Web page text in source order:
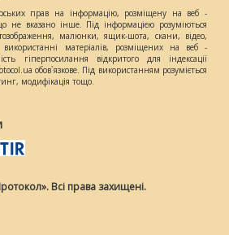
прав на інформацію, розміщену на веб -
не вказано інше. Під інформацією розуміються
малюнки, ящик-шота, скани, відео,
матеріалів, розміщених на веб -
гіперпосилання відкритого для індексації
обов`язкове. Під використанням розуміється
модифікація тощо.
Всі права захищені.